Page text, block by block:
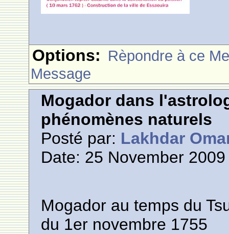
Options: Rèpondre à ce
Message
Mogador dans
phénomènes naturels
Posté par: Lakhdar
Date: 25 November
Mogador au temps du
du 1er novembre 1755